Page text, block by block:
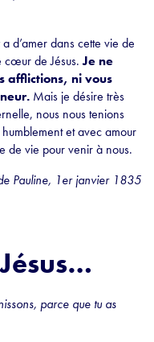
d’amer dans cette vie de
cœur de Jésus.Je ne
afflictions, ni vous
Mais je désire très
nous nous tenions
et avec amour
de vie pour venir à nous.
Pauline, 1er janvier 1835
parce que tu as